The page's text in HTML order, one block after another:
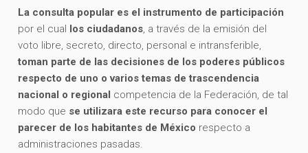
La consulta popular es el instrumento de participación
por el cual
los ciudadanos, a través de la emisión del
voto libre, secreto, directo, personal e intransferible,
toman parte de las decisiones de los poderes públicos
respecto de uno o varios temas de trascendencia
nacional o regional competencia de la Federación, de tal
modo que se utilizara este recurso para conocer el
parecer de los habitantes de México respecto a
administraciones pasadas.